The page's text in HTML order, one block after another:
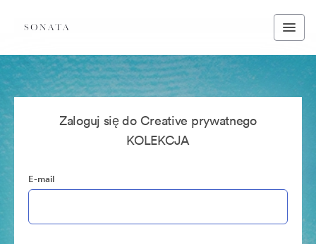
Zaloguj się do Creative prywatnego
KOLEKCJA
E-mail